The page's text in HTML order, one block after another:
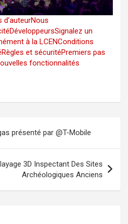
d’auteurNous
DéveloppeursSignalez un
à la LCENConditions
Règles et sécuritéPremiers pas
fonctionnalités
présenté par @T-Mobile
3D Inspectant Des Sites
Archéologiques Anciens